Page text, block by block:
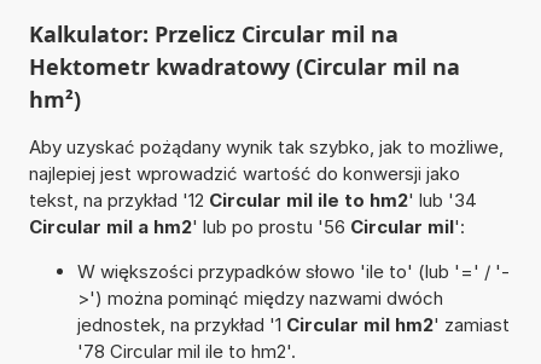
Kalkulator: Przelicz Circular mil na
Hektometr kwadratowy (Circular mil na
hm²)
Aby uzyskać pożądany wynik tak szybko, jak to możliwe,
najlepiej jest wprowadzić wartość do konwersji jako
tekst, na przykład '12 Circular mil ile to hm2' lub '34
Circular mil a hm2' lub po prostu '56 Circular mil':
W większości przypadków słowo 'ile to' (lub '=' / '-
>') można pominąć między nazwami dwóch
jednostek, na przykład '1 Circular mil hm2' zamiast
'78 Circular mil ile to hm2'.